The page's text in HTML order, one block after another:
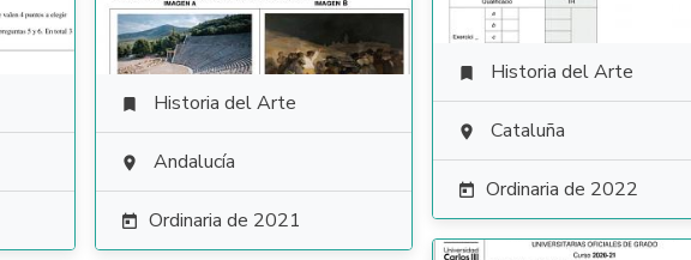
 Historia del Arte
 Cataluña
 Ordinaria de 2022
 Historia del Arte
 Andalucía
 Ordinaria de 2021